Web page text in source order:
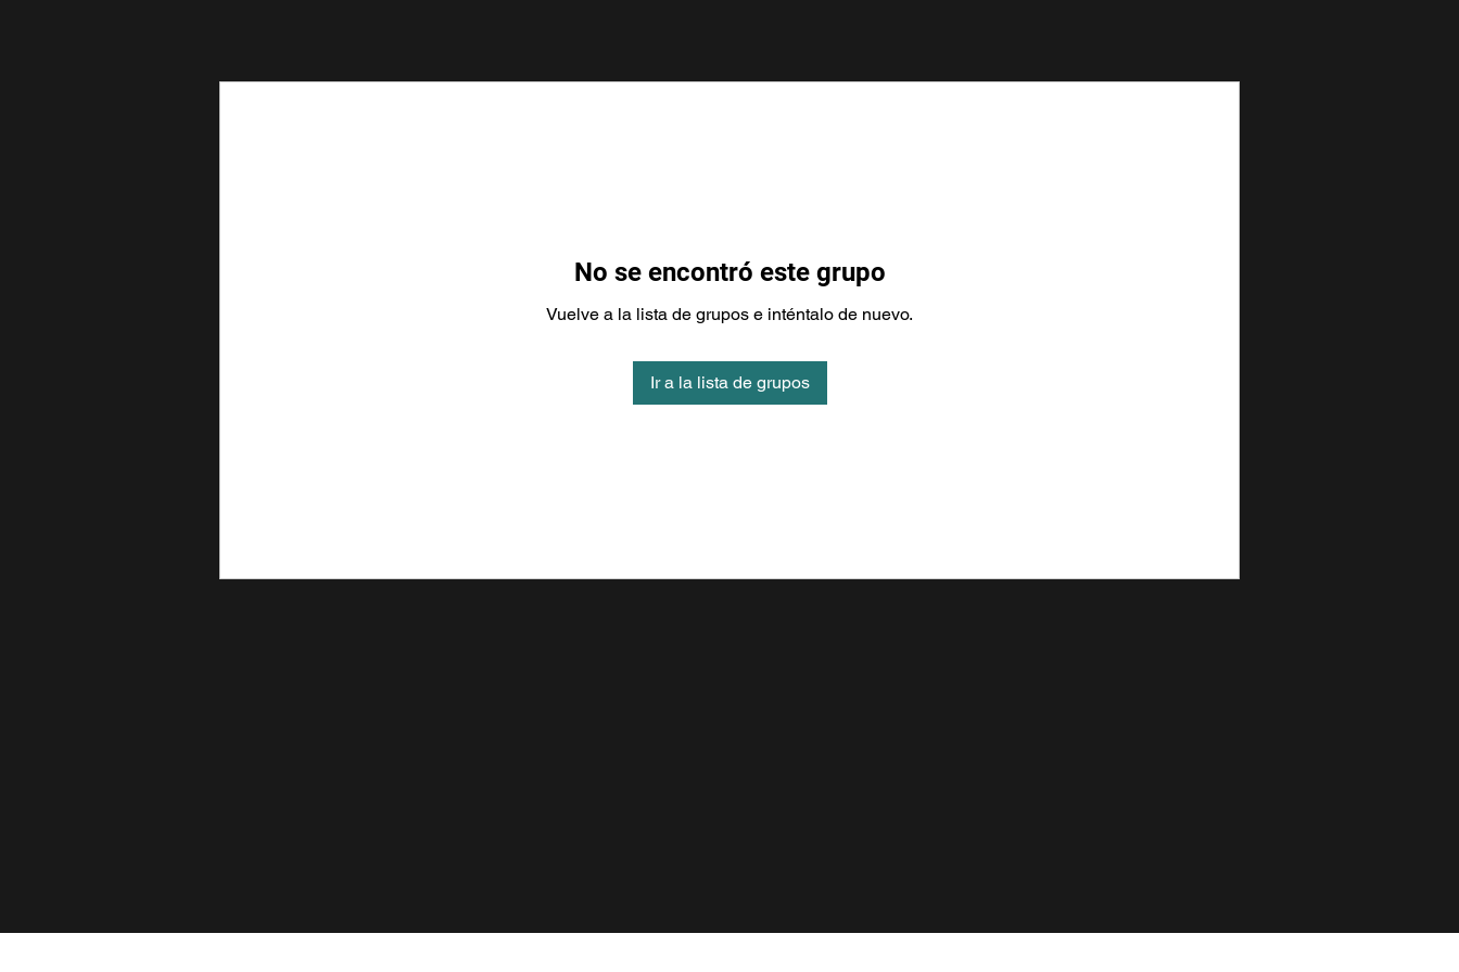
No se encontró este grupo
Vuelve a la lista de grupos e inténtalo de nuevo.
Ir a la lista de grupos